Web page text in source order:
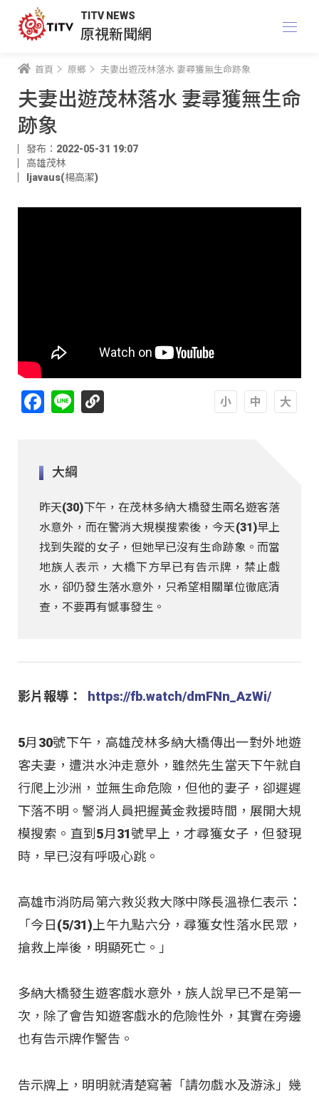
TITV NEWS
原視新聞網
首頁 原鄉 夫妻出遊茂林落水 妻尋獲無生命跡象
夫妻出遊茂林落水 妻尋獲無生命
跡象
發布：2022-05-31 19:07
高雄茂林
ljavaus(楊高潔)
Facebook
Line
大綱
昨天(30)下午，在茂林多納大橋發生兩名遊客落
水意外，而在警消大規模搜索後，今天(31)早上
找到失蹤的女子，但她早已沒有生命跡象。而當
地族人表示，大橋下方早已有告示牌，禁止戲
水，卻仍發生落水意外，只希望相關單位徹底清
查，不要再有憾事發生。
影片報導： https://fb.watch/dmFNn_AzWi/
5月30號下午，高雄茂林多納大橋傳出一對外地遊
客夫妻，遭洪水沖走意外，雖然先生當天下午就自
行爬上沙洲，並無生命危險，但他的妻子，卻遲遲
下落不明。警消人員把握黃金救援時間，展開大規
模搜索。直到5月31號早上，才尋獲女子，但發現
時，早已沒有呼吸心跳。
高雄市消防局第六救災救大隊中隊長溫祿仁表示：
「今日(5/31)上午九點六分，尋獲女性落水民眾，
搶救上岸後，明顯死亡。」
多納大橋發生遊客戲水意外，族人說早已不是第一
次，除了會告知遊客戲水的危險性外，其實在旁邊
也有告示牌作警告。
告示牌上，明明就清楚寫著「請勿戲水及游泳」幾